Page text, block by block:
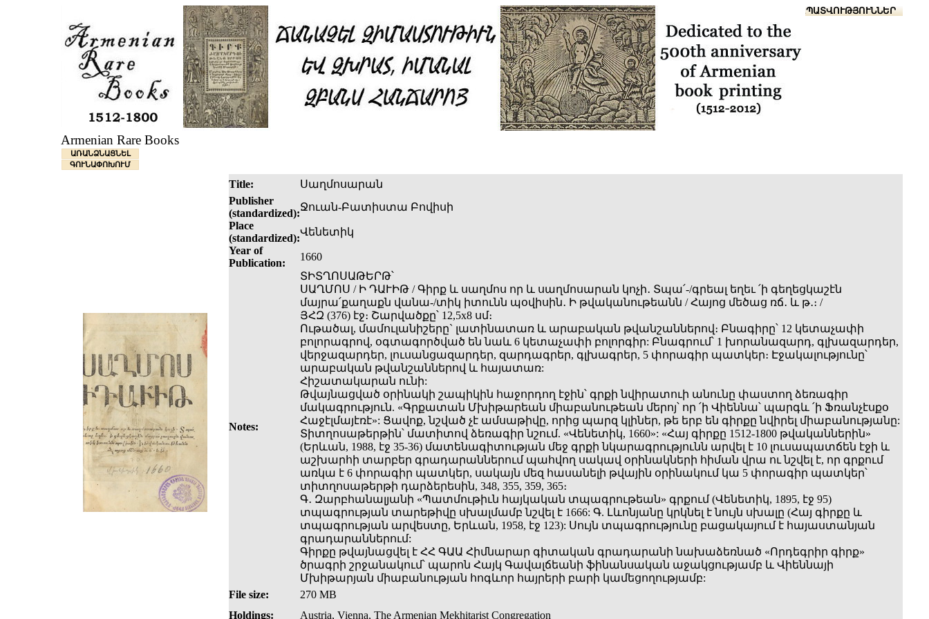
ՆԱԽԱՊԱՏՎՈՒԹՅՈՒՆՆԵՐ
Armenian Rare Books
ԱՌԱՆՁՆԱՑՆԵԼ
ԳՈՒՆԱՓՈԽՈՒՄ
Title:
Սաղմոսարան
Publisher
(standardized):
Ջուան-Բատիստա Բովիսի
Place
(standardized):
Վենետիկ
Year of
Publication:
1660
Notes:
ՏԻՏՂՈՍԱԹԵՐԹ՝
ՍԱՂՄՈՍ / Ի ԴԱՒԻԹ / Գիրք և սաղմոս որ և սաղմոսարան կոչի․ Տպա՛-/գրեալ եղեւ ՛ի գեղեցկաշէն
մայրա՛քաղաքն վանա-/տիկ իտունն պօվիսին․ Ի թվականութեանն / Հայոց մեծաց ռճ․ և թ․։ /
ՅՀԶ (376) էջ։ Շարվածքը՝ 12,5x8 սմ։
Ութածալ, մամուլանիշերը` լատինատառ և արաբական թվանշաններով։ Բնագիրը՝ 12 կետաչափի
բոլորագրով, օգտագործված են նաև 6 կետաչափի բոլորգիր: Բնագրում՝ 1 խորանազարդ, գլխազարդեր,
վերջազարդեր, լուսանցազարդեր, զարդագրեր, գլխագրեր, 5 փորագիր պատկեր։ Էջակալությունը՝
արաբական թվանշաններով և հայատառ:
Հիշատակարան ունի:
Թվայնացված օրինակի շապիկին հաջորդող էջին՝ գրքի նվիրատուի անունը փաստող ձեռագիր
մակագրություն. «Գրքատան Մխիթարեան միաբանութեան մերոյ՝ որ ՛ի Վիեննա՝ պարգև ՛ի Ֆռանչէսքօ
Հաջէլմայէռէ»: Ցավոք, նշված չէ ամսաթիվը, որից պարզ կլիներ, թե երբ են գիրքը նվիրել միաբանությանը:
Տիտղոսաթերթին՝ մատիտով ձեռագիր նշում. «Վենետիկ, 1660»: «Հայ գիրքը 1512-1800 թվականներին»
(Երևան, 1988, էջ 35-36) մատենագիտության մեջ գրքի նկարագրությունն արվել է 10 լուսապատճեն էջի և
աշխարհի տարբեր գրադարաններում պահվող սակավ օրինակների հիման վրա ու նշվել է, որ գրքում
առկա է 6 փորագիր պատկեր, սակայն մեզ հասանելի թվային օրինակում կա 5 փորագիր պատկեր՝
տիտղոսաթերթի դարձերեսին, 348, 355, 359, 365։
Գ․ Զարբհանալյանի «Պատմութիւն հայկական տպագրութեան» գրքում (Վենետիկ, 1895, էջ 95)
տպագրության տարեթիվը սխալմամբ նշվել է 1666: Գ. Լևոնյանը կրկնել է նույն սխալը (Հայ գիրքը և
տպագրության արվեստը, Երևան, 1958, էջ 123): Սույն տպագրությունը բացակայում է հայաստանյան
գրադարաններում:
Գիրքը թվայնացվել է ՀՀ ԳԱԱ Հիմնարար գիտական գրադարանի նախաձեռնած «Որդեգրիր գիրք»
ծրագրի շրջանակում՝ պարոն Հայկ Գավալճեանի ֆինանսական աջակցությամբ և Վիեննայի
Մխիթարյան միաբանության հոգևոր հայրերի բարի կամեցողությամբ:
File size:
270 MB
Holdings:
Austria, Vienna, The Armenian Mekhitarist Congregation